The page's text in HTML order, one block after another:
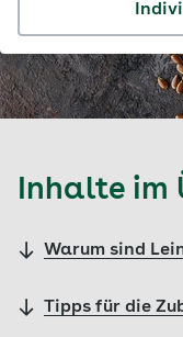
Inhalte im
Warum sind
Tipps für die